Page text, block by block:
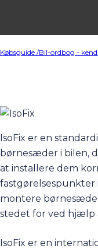
Købsguide /Bil-ordbog -
IsoFix er en
børnesæder i bilen,
at installere dem
fastgørelsespunkter
montere
stedet for ved hjælp
IsoFix er en